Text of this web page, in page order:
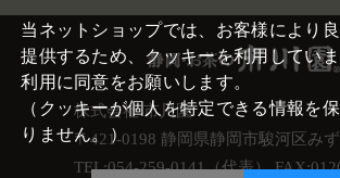
株式会社 市川園
〒421-0198 静岡県静岡市駿河区み
TEL:054-259-0141（代表）
当ネットショップでは、お客様により
提供するため、クッキーを利用してい
利用に同意をお願いします。
（クッキーが個人を特定できる情報を
りません。）